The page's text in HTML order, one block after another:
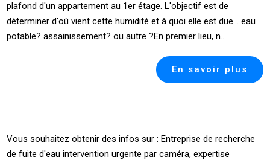
plafond d'un appartement au 1er étage. L'objectif est de
déterminer d'où vient cette humidité et à quoi elle est due... eau
potable? assainissement? ou autre ?En premier lieu, n...
En savoir plus
Vous souhaitez obtenir des infos sur : Entreprise de recherche
de fuite d'eau intervention urgente par caméra, expertise